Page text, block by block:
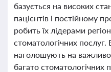
базується на високих
пацієнтів і постійному
робить їх лідерами
стоматологічних
наголошують на
багато стоматологічних